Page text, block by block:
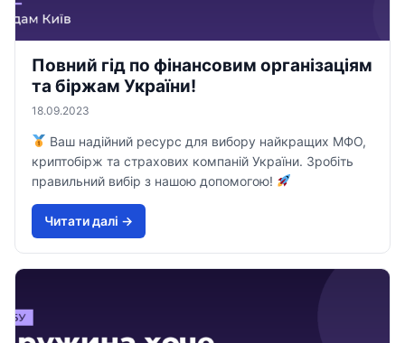
Повний гід по фінансовим організаціям
та біржам України!
18.09.2023
Ваш надійний ресурс для вибору найкращих МФО,
криптобірж та страхових компаній України. Зробіть
правильний вибір з нашою допомогою!
Читати далi →